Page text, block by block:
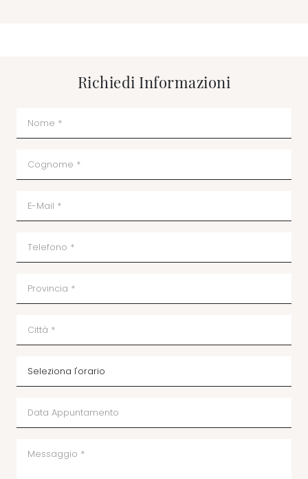
Richiedi Informazioni